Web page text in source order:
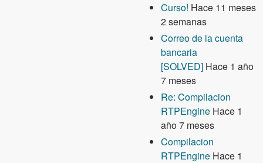
Curso! Hace 11 meses
2 semanas
Correo de la cuenta
bancaria
[SOLVED] Hace 1 año
7 meses
Re: Compilacion
RTPEngine Hace 1
año 7 meses
Compilacion
RTPEngine Hace 1